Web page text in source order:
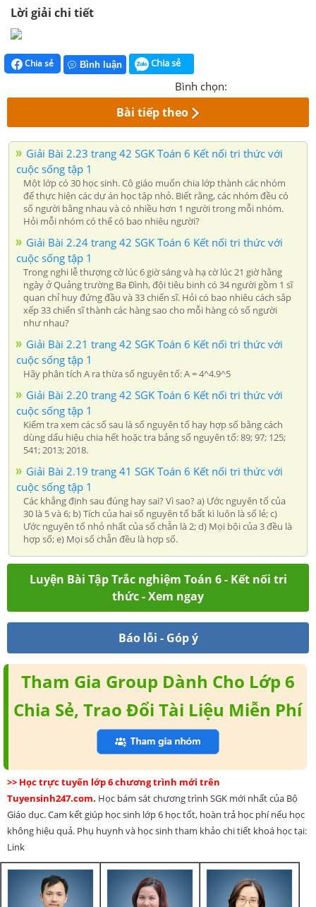
Lời giải chi tiết
Chia sẻ Bình luận Chia sẻ
Bình chọn:
Bài tiếp theo
Giải Bài 2.23 trang 42 SGK Toán 6 Kết nối tri thức với
cuộc sống tập 1
Một lớp có 30 học sinh. Cô giáo muốn chia lớp thành các nhóm
để thực hiện các dự án học tập nhỏ. Biết rằng, các nhóm đều có
số người bằng nhau và có nhiều hơn 1 người trong mỗi nhóm.
Hỏi mỗi nhóm có thể có bao nhiêu người?
Giải Bài 2.24 trang 42 SGK Toán 6 Kết nối tri thức với
cuộc sống tập 1
Trong nghi lễ thượng cờ lúc 6 giờ sáng và hạ cờ lúc 21 giờ hằng
ngày ở Quảng trường Ba Đình, đội tiêu binh có 34 người gồm 1 sĩ
quan chỉ huy đứng đầu và 33 chiến sĩ. Hỏi có bao nhiêu cách sắp
xếp 33 chiến sĩ thành các hàng sao cho mỗi hàng có số người
như nhau?
Giải Bài 2.21 trang 42 SGK Toán 6 Kết nối tri thức với
cuộc sống tập 1
Hãy phân tích A ra thừa số nguyên tố: A = 4^4.9^5
Giải Bài 2.20 trang 42 SGK Toán 6 Kết nối tri thức với
cuộc sống tập 1
Kiểm tra xem các số sau là số nguyên tố hay hợp số bằng cách
dùng dấu hiệu chia hết hoặc tra bảng số nguyên tố: 89; 97; 125;
541; 2013; 2018.
Giải Bài 2.19 trang 41 SGK Toán 6 Kết nối tri thức với
cuộc sống tập 1
Các khẳng định sau đúng hay sai? Vì sao? a) Ước nguyên tố của
30 là 5 và 6; b) Tích của hai số nguyên tố bất kì luôn là số lẻ; c)
Ước nguyên tố nhỏ nhất của số chẵn là 2; d) Mọi bội của 3 đều là
hợp số; e) Mọi số chẵn đều là hợp số.
Luyện Bài Tập Trắc nghiệm Toán 6 - Kết nối tri
thức - Xem ngay
Báo lỗi - Góp ý
Tham Gia Group Dành Cho Lớp 6
Chia Sẻ, Trao Đổi Tài Liệu Miễn Phí
>> Học trực tuyến lớp 6 chương trình mới trên
Tuyensinh247.com. Học bám sát chương trình SGK mới nhất của Bộ
Giáo dục. Cam kết giúp học sinh lớp 6 học tốt, hoàn trả học phí nếu học
không hiệu quả. Phụ huynh và học sinh tham khảo chi tiết khoá học tại:
Link